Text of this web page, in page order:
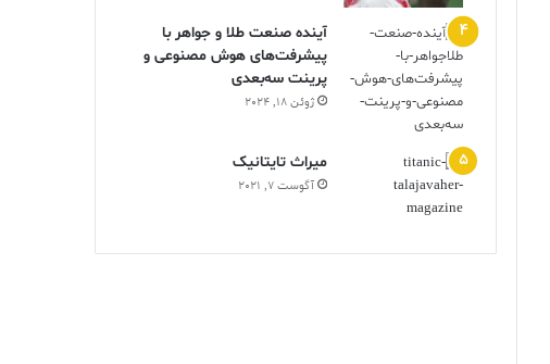
آینده صنعت طلا و جواهر با
پیشرفت‌های هوش مصنوعی و
پرینت سه‌بعدی
ژوئن 18, 2024
ميراث تايتانيک
آگوست 7, 2021